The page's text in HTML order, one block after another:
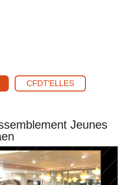
CFDT'ELLES
Jeunes